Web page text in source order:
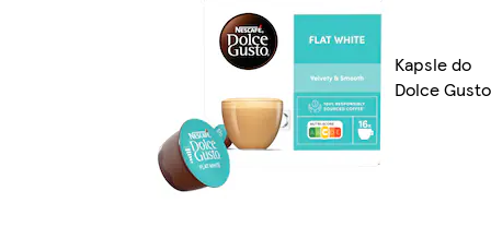
Kapsle do
Dolce Gusto